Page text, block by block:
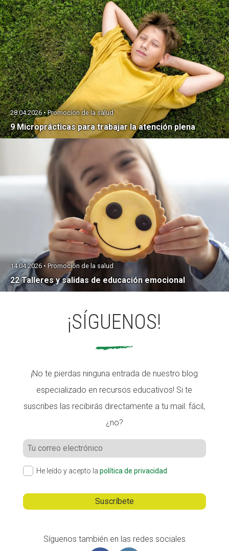
9 Microprácticas para trabajar la atención plena
28.04.2026 • Promoción de la salud
22 Talleres y salidas de educación emocional
14.04.2026 • Promoción de la salud
¡SÍGUENOS!
¡No te pierdas ninguna entrada de nuestro blog
especializado en recursos educativos! Si te
suscribes las recibirás directamente a tu mail: fácil,
¿no?
He leído y acepto la política de privacidad
Síguenos también en las redes sociales